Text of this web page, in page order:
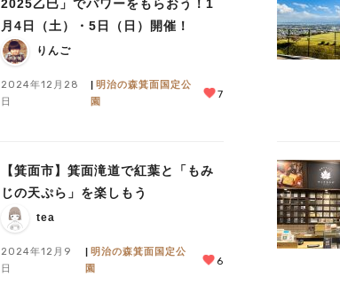
2025乙巳」でパワーをもらおう！1
月4日（土）・5日（日）開催！
りんご
2024年12月28
日
明治の森箕面国定公
園
7
【箕面市】箕面滝道で紅葉と「もみ
じの天ぷら」を楽しもう
tea
2024年12月9
日
明治の森箕面国定公
園
6